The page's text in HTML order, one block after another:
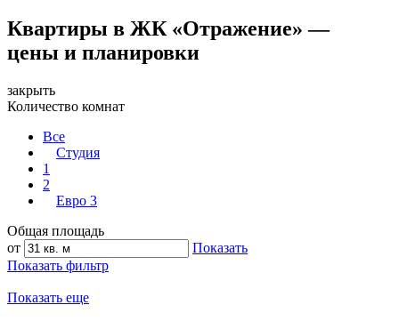
Квартиры в ЖК «Отражение» —
цены и планировки
закрыть
Количество комнат
Все
Студия
1
2
Евро 3
Общая площадь
от
Показать
Показать фильтр
Показать еще